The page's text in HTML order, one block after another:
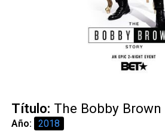
Título: The Bobby Brown
Año:
2018